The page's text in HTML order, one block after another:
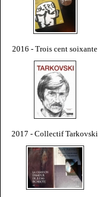
2016 - Trois cent soixante
2017 - Collectif Tarkovski